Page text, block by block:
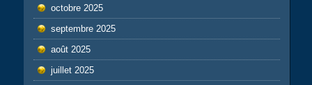
octobre 2025
septembre 2025
août 2025
juillet 2025